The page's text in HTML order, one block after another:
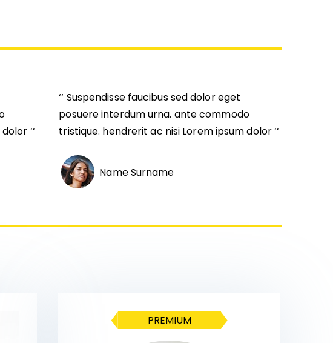
‘‘
‘‘ Suspendisse faucibus sed dolor eget
posuere interdum urna. ante commodo
tristique. hendrerit ac nisi Lorem ipsum dolor ‘‘
Name Surname
PREMIUM